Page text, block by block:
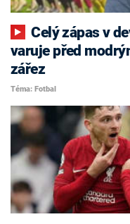
Celý zápas v devíti, nešlo vyhrát. Panenka
varuje před
zářez
Téma: Fotbal